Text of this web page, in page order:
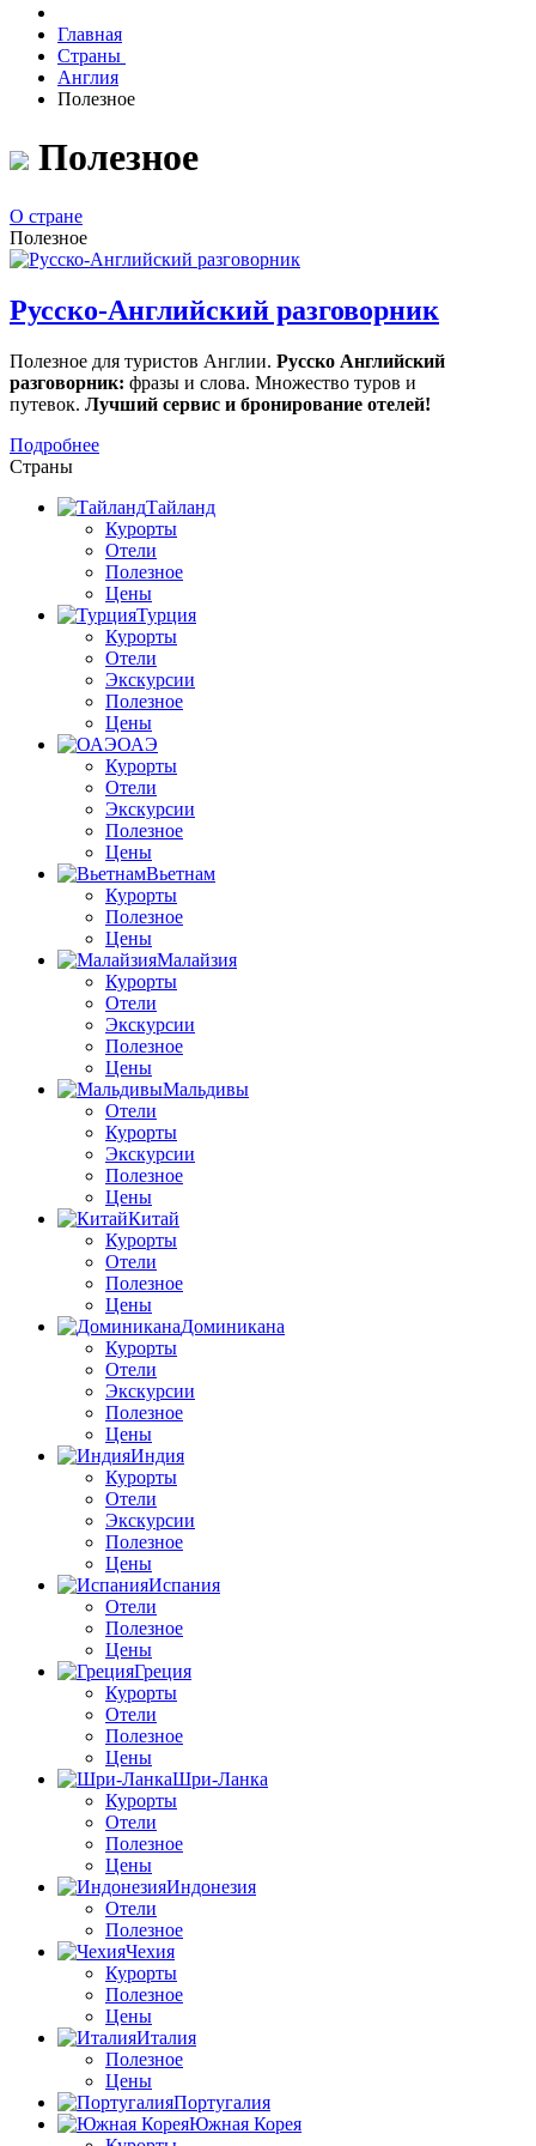
Главная
Страны
Англия
Полезное
Полезное
О стране
Полезное
Русско-Английский разговорник
Полезное для туристов Англии. Русско Английский
разговорник: фразы и слова. Множество туров и
путевок. Лучший сервис и бронирование отелей!
Подробнее
Страны
Тайланд
Курорты
Отели
Полезное
Цены
Турция
Курорты
Отели
Экскурсии
Полезное
Цены
ОАЭ
Курорты
Отели
Экскурсии
Полезное
Цены
Вьетнам
Курорты
Полезное
Цены
Малайзия
Курорты
Отели
Экскурсии
Полезное
Цены
Мальдивы
Отели
Курорты
Экскурсии
Полезное
Цены
Китай
Курорты
Отели
Полезное
Цены
Доминикана
Курорты
Отели
Экскурсии
Полезное
Цены
Индия
Курорты
Отели
Экскурсии
Полезное
Цены
Испания
Отели
Полезное
Цены
Греция
Курорты
Отели
Полезное
Цены
Шри-Ланка
Курорты
Отели
Полезное
Цены
Индонезия
Отели
Полезное
Чехия
Курорты
Полезное
Цены
Италия
Полезное
Цены
Португалия
Южная Корея